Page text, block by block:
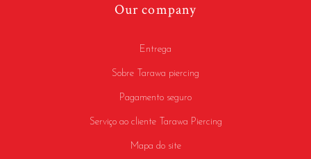
Our company
Entrega
Sobre Tarawa piercing
Pagamento seguro
Serviço ao cliente Tarawa Piercing
Mapa do site